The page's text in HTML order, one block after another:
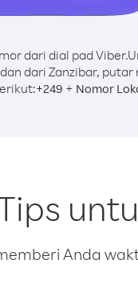
dari dial pad Viber.
dari Zanzibar, putar
+249 + Nomor
Anda